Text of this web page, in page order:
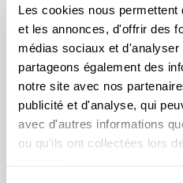
Les cookies nous
et les annonces, d'offrir des
médias sociaux et d'analyser
partageons également des
notre site avec nos
publicité et d'analyse, qui
avec d'autres informations
ou qu'ils ont collectées lors
d’enfiler plusieurs
fait trop chaud lors de la
simplement la couche
Dans la forêt ombragée et
change, on remet le pull ou
De bonnes chaussures,
protection contre le soleil
indispensables.